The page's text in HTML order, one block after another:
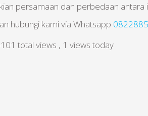
persamaan dan perbedaan
hubungi kami via Whatsapp
total views , 1 views today